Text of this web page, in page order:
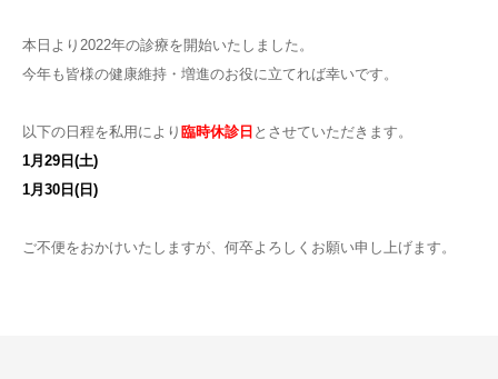
本日より2022年の診療を開始いたしました。
今年も皆様の健康維持・増進のお役に立てれば幸いです。
以下の日程を私用により 臨時休診日 とさせていただきます。
1月29日(土)
1月30日(日)
ご不便をおかけいたしますが、何卒よろしくお願い申し上げます。
よくある質問